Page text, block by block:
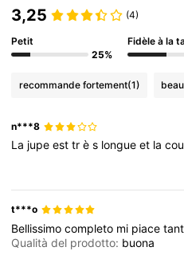
3,25 (4)
Petit
25%
Fidèle à la
recommande fortement(1) beau
n***8
La jupeesttrès longueet la
t***o
Bellissimocompleto mi piace
Qualità del prodotto: buona